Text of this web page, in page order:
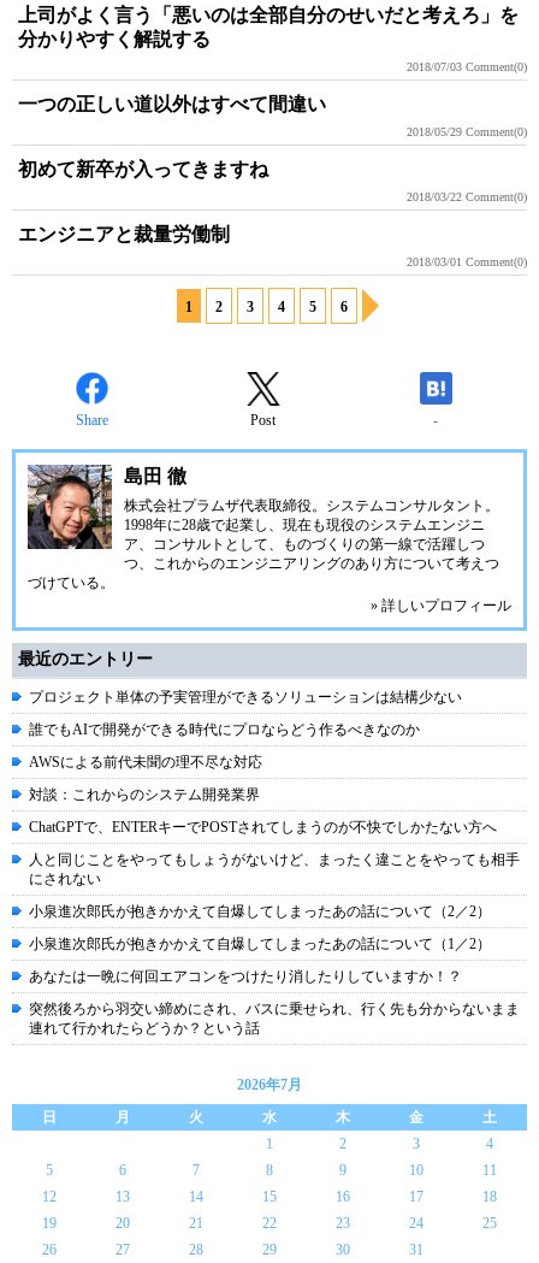
上司がよく言う「悪いのは全部自分のせいだと考えろ」を
分かりやすく解説する
2018/07/03 Comment(0)
一つの正しい道以外はすべて間違い
2018/05/29 Comment(0)
初めて新卒が入ってきますね
2018/03/22 Comment(0)
エンジニアと裁量労働制
2018/03/01 Comment(0)
1 2 3 4 5 6
Share Post -
島田 徹
株式会社プラムザ代表取締役。システムコンサルタント。
1998年に28歳で起業し、現在も現役のシステムエンジニ
ア、コンサルトとして、ものづくりの第一線で活躍しつ
つ、これからのエンジニアリングのあり方について考えつ
づけている。
» 詳しいプロフィール
最近のエントリー
プロジェクト単体の予実管理ができるソリューションは結構少ない
誰でもAIで開発ができる時代にプロならどう作るべきなのか
AWSによる前代未聞の理不尽な対応
対談：これからのシステム開発業界
ChatGPTで、ENTERキーでPOSTされてしまうのが不快でしかたない方へ
人と同じことをやってもしょうがないけど、まったく違ことをやっても相手
にされない
小泉進次郎氏が抱きかかえて自爆してしまったあの話について（2／2）
小泉進次郎氏が抱きかかえて自爆してしまったあの話について（1／2）
あなたは一晩に何回エアコンをつけたり消したりしていますか！？
突然後ろから羽交い締めにされ、バスに乗せられ、行く先も分からないまま
連れて行かれたらどうか？という話
2026年7月
日
月 火 水 木 金
土
1
2 3
4
5
6 7 8 9 10
11
12
13 14 15 16 17
18
19
20 21 22 23 24
25
26
27 28 29 30 31